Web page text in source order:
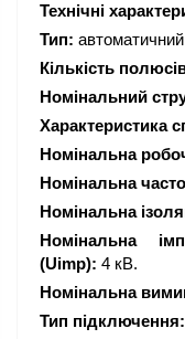
Технічні
Тип:
Кількість
Номінальний
Характеристика
Номінальна
Номінальна
Номінальна
Номінальна
(Uimp): 4 кВ.
Номінальна
Тип підключення: